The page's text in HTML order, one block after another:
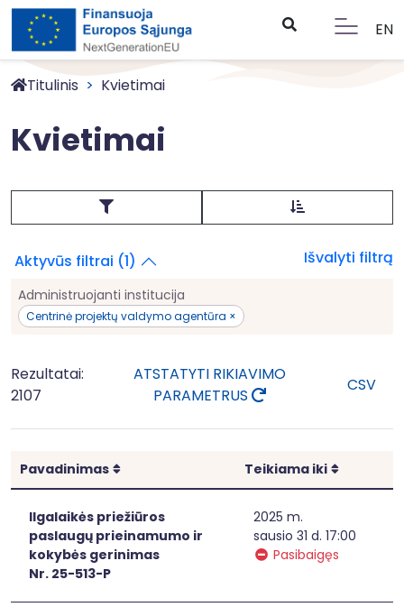
EN
Titulinis Kvietimai
Kvietimai
Aktyvūs filtrai (1) Išvalyti filtrą
Administruojanti institucija
Centrinė projektų valdymo agentūra ×
Rezultatai:
2107
ATSTATYTI RIKIAVIMO
PARAMETRUS
CSV
Pavadinimas Rikiuoti Teikiama iki Rikiuoti
Ilgalaikės priežiūros
paslaugų prieinamumo ir
kokybės gerinimas
Nr. 25-513-P
2025 m.
sausio 31 d. 17:00
Pasibaigęs